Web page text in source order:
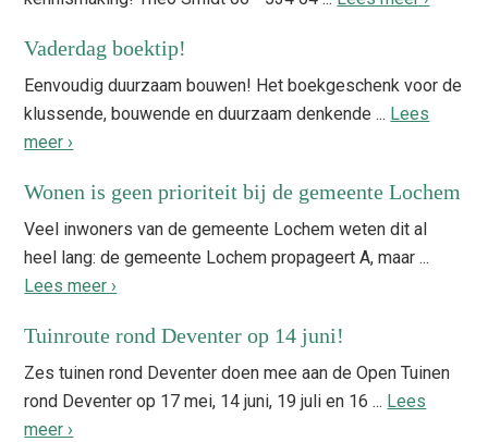
Vaderdag boektip!
Eenvoudig duurzaam bouwen! Het boekgeschenk voor de
klussende, bouwende en duurzaam denkende ... Lees
meer ›
Wonen is geen prioriteit bij de gemeente Lochem
Veel inwoners van de gemeente Lochem weten dit al
heel lang: de gemeente Lochem propageert A, maar ...
Lees meer ›
Tuinroute rond Deventer op 14 juni!
Zes tuinen rond Deventer doen mee aan de Open Tuinen
rond Deventer op 17 mei, 14 juni, 19 juli en 16 ... Lees
meer ›